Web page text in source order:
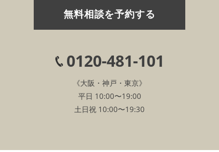
無料相談を予約する
0120-481-101
《大阪・神戸・東京》
平日 10:00〜19:00
土日祝 10:00〜19:30